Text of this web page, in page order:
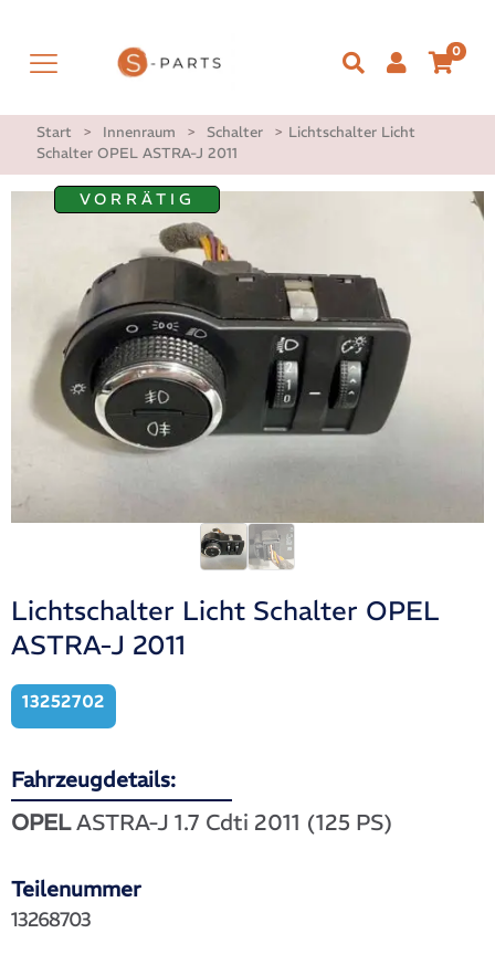
0
Start > Innenraum > Schalter > Lichtschalter Licht
Schalter OPEL ASTRA-J 2011
VORRÄTIG
Lichtschalter Licht Schalter OPEL
ASTRA-J 2011
13252702
Fahrzeugdetails:
OPELASTRA-J 1.7 Cdti 2011 (125 PS)
Teilenummer
13268703